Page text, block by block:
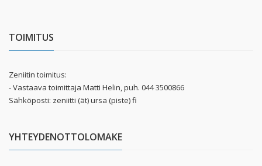
TOIMITUS
Zeniitin toimitus:
- Vastaava toimittaja Matti Helin, puh. 044 3500866
Sähköposti: zeniitti (ät) ursa (piste) fi
YHTEYDENOTTOLOMAKE